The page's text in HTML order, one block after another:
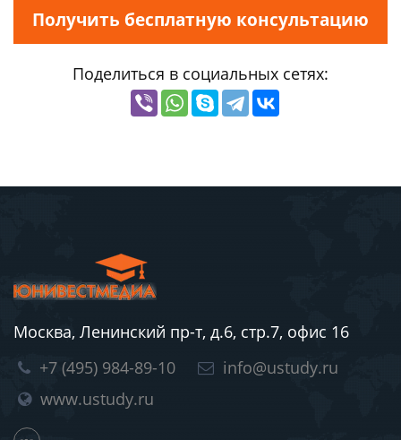
Получить бесплатную консультацию
Поделиться в социальных сетях:
Москва, Ленинский пр-т, д.6, стр.7, офис 16
+7 (495) 984-89-10
info@ustudy.ru
www.ustudy.ru